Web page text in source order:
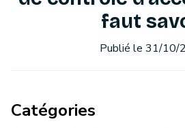
faut
Publié le 31/10/
Catégories